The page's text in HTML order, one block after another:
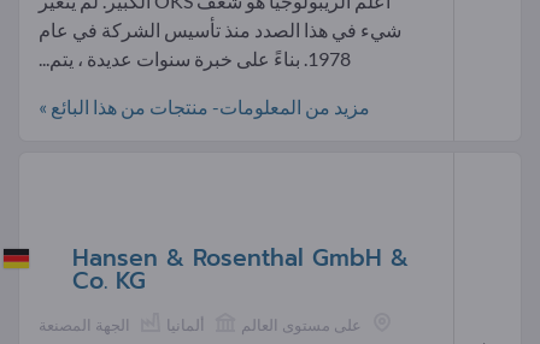
شيء في هذا الصدد منذ تأسيس الشركة في عام
1978. بناءً على خبرة سنوات عديدة ، يتم...
مزيد من المعلومات- منتجات من هذا البائع »
Hansen & Rosenthal GmbH &
Co. KG
الجهة المصنعة ألمانيا على مستوى العالم